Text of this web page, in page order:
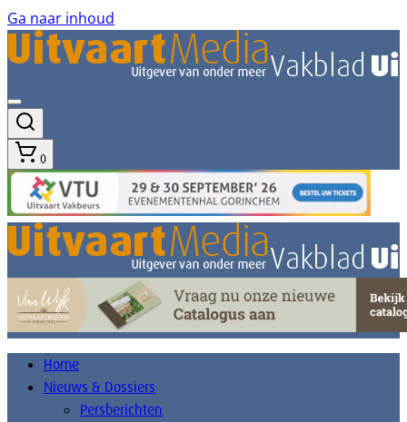
Ga naar inhoud
0
Home
Nieuws & Dossiers
Persberichten